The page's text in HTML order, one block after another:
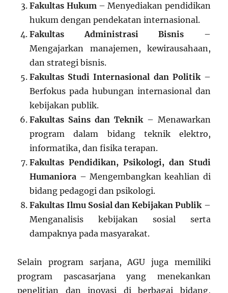
Fakultas Hukum– Menyediakan pendidikan
hukum dengan pendekatan internasional.
Fakultas Administrasi Bisnis –
Mengajarkan manajemen, kewirausahaan,
dan strategi bisnis.
Fakultas Studi Internasional dan Politik–
Berfokus pada hubungan internasional dan
kebijakan publik.
Fakultas Sains dan Teknik– Menawarkan
program dalam bidang teknik elektro,
informatika, dan fisika terapan.
Fakultas Pendidikan, Psikologi, dan Studi
Humaniora – Mengembangkan keahlian di
bidang pedagogi dan psikologi.
Fakultas Ilmu Sosial dan Kebijakan Publik–
Menganalisis kebijakan sosial serta
dampaknya pada masyarakat.
Selain program sarjana, AGU juga memiliki
program pascasarjana yang menekankan
penelitian dan inovasi di berbagai bidang,